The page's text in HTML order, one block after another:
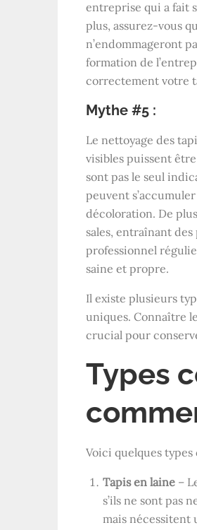
entreprise qui a fait
plus, assurez-vous
n’endommageront
formation de
correctement votre
Mythe #5 :
Le nettoyage des
visibles puissent
sont pas le seul
peuvent
décoloration. De
sales, entraînant
professionnel
saine et propre.
Il existe plusieurs
uniques. Connaître
crucial pour
Types
Voici quelques
Tapis en laine –
s’ils ne sont pas
mais nécessitent